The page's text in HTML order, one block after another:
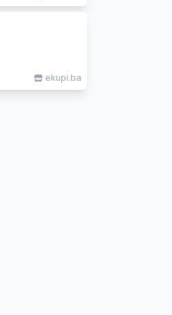
ekupi.ba